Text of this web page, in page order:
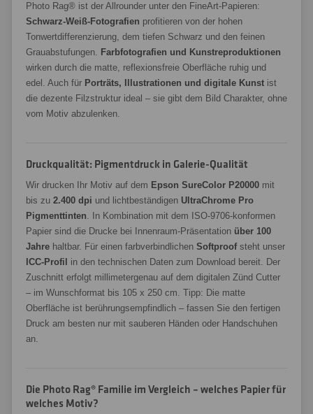
Photo Rag® ist der Allrounder unter den FineArt-Papieren:
Schwarz-Weiß-Fotografien profitieren von der hohen
Tonwertdifferenzierung, dem tiefen Schwarz und den feinen
Grauabstufungen. Farbfotografien und Kunstreproduktionen
wirken durch die matte, reflexionsfreie Oberfläche ruhig und
edel. Auch für Porträts, Illustrationen und digitale Kunst ist
die dezente Filzstruktur ideal – sie gibt dem Bild Charakter, ohne
vom Motiv abzulenken.
Druckqualität: Pigmentdruck in Galerie-Qualität
Wir drucken Ihr Motiv auf dem Epson SureColor P20000 mit
bis zu 2.400 dpi und lichtbeständigen UltraChrome Pro
Pigmenttinten. In Kombination mit dem ISO-9706-konformen
Papier sind die Drucke bei Innenraum-Präsentation über 100
Jahre haltbar. Für einen farbverbindlichen Softproofsteht unser
ICC-Profil
in den technischen Daten zum Download bereit. Der
Zuschnitt erfolgt millimetergenau auf dem digitalen Zünd Cutter
– im Wunschformat bis 105 x 250 cm. Tipp: Die matte
Oberfläche ist berührungsempfindlich – fassen Sie den fertigen
Druck am besten nur mit sauberen Händen oder Handschuhen
an.
Die Photo Rag® Familie im Vergleich – welches Papier für
welches Motiv?